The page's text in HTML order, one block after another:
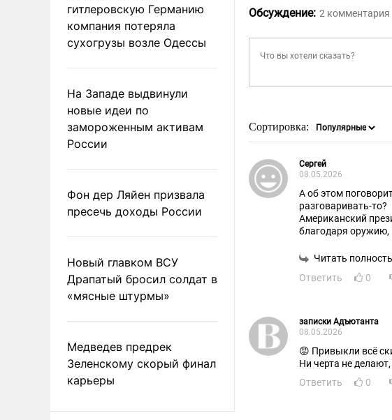
гитлеровскую Германию
компания потеряла
сухогрузы возле Одессы
На Западе выдвинули
новые идеи по
замороженным активам
России
Фон дер Ляйен призвала
пресечь доходы России
Новый главком ВСУ
Драпатый бросил солдат в
«мясные штурмы»
Медведев предрек
Зеленскому скорый финал
карьеры
Обсуждение: 2 комментария
Сортировка:
Сергей
08.05.2026
А об этом
разговаривать-то?
Американский
благодаря оружию,
близка".
давления
говорится в
Читать
Ответить
0
записки Адъютанта
08.05.2026
😡 Привыкли всё
Ни черта не
Ответить
0